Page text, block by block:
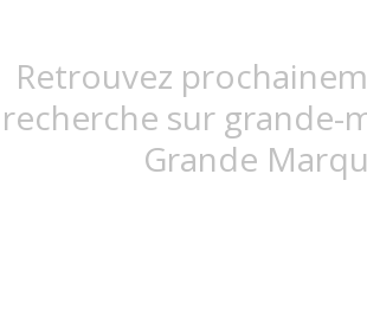
Retrouvez
recherche sur grande-
Grande